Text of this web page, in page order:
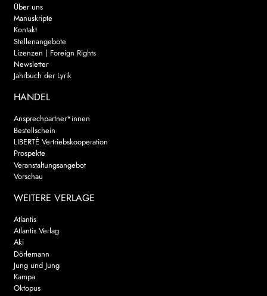
Über uns
Manuskripte
Kontakt
Stellenangebote
Lizenzen | Foreign Rights
Newsletter
Jahrbuch der Lyrik
HANDEL
Ansprechpartner*innen
Bestellschein
LIBERTÉ Vertriebskooperation
Prospekte
Veranstaltungsangebot
Vorschau
WEITERE VERLAGE
Atlantis
Atlantis Verlag
Aki
Dörlemann
Jung und Jung
Kampa
Oktopus